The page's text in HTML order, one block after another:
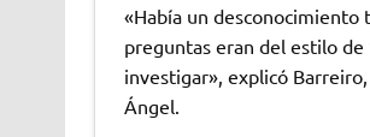
«Había un desconocimiento
preguntas eran del estilo de
investigar», explicó
Ángel.